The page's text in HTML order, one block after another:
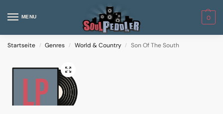
MENU 0
Startseite / Genres / World & Country / Son Of The South